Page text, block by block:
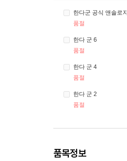
한다군 공식 앤솔로지
품절
한다 군 6
품절
한다 군 4
품절
한다 군 2
품절
품목정보